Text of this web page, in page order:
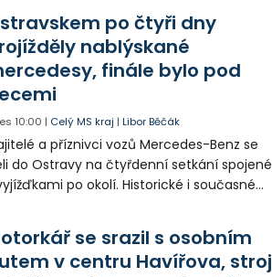
po čtyři dny
nablýskané
finále bylo pod
10:00 | Celý MS kraj |Libor Běčák
a příznivci vozů Mercedes-Benz se
do Ostravy na čtyřdenní setkání spojené
po okolí. Historické i současné
se srazil s osobním
v centru Havířova, stroj